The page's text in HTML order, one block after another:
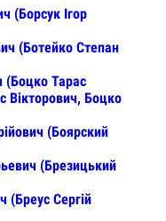
(Борсук Ігор
(Ботейко Степан
(Боцко Тарас
Вікторович, Боцко
(Боярский
(Брезицький
(Бреус Сергій